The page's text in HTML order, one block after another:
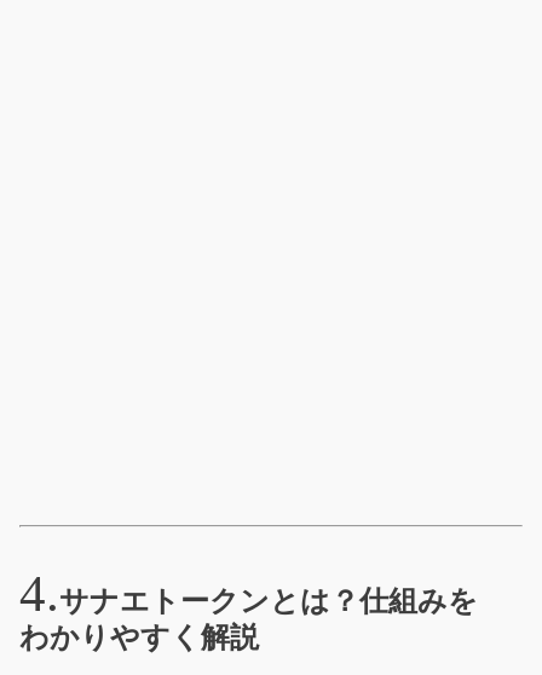
サナエトークンとは？仕組みを
わかりやすく解説